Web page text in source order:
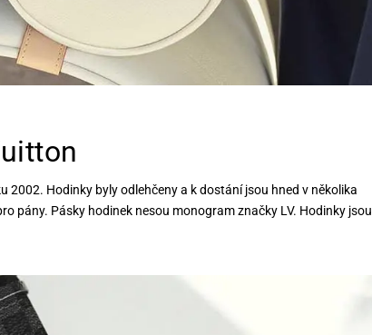
Hodinky byly odlehčeny a k dostání jsou hned v několika
pány. Pásky hodinek nesou monogram značky LV. Hodinky jsou